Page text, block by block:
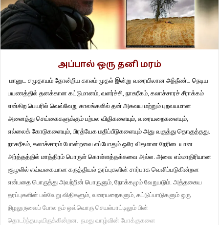
அப்பால் ஒரு தனி மரம்
மானுட சமுதாயம் தோன்றிய காலம் முதல் இன்று வரையிலான அந்நீண்ட நெடிய
பயணத்தில் தனக்கான கட்டுமானம், வளர்ச்சி, நாகரீகம், கலாச்சாரச் சீராக்கம்
என்கிற பெயரில் வெவ்வேறு காலங்களில் தன் அகவய மற்றும் புறவயமான
அனைத்து செய்கைகளுக்கும் பற்பல விதிகளையும், வரையறைகளையும்,
எல்லைக் கோடுகளையும், பிரத்யேக மதிப்பீடுகளையும் அது வகுத்து தொகுத்தது.
நாகரீகம், கலாச்சாரம் போன்றவை எப்போதும் ஒரே விதமான நேரிடையான
அர்த்தத்தில் மாத்திரம் பொருள் கொள்ளத்தக்கவை அல்ல. அவை எம்மாதிரியான
சூழலில் எவ்வகையான கருத்தியல் தரப்புகளின் சார்பாக வெளிப்படுகின்றன
என்பதை பொருத்து அவற்றின் பொருளும், நோக்கமும் வேறுபடும். அத்தகைய
தரப்புகளின் பல்வேறு விதிகளும், வரையறைகளும், கட்டுப்பாடுகளும் ஒரு
நிழலுருவைப் போல நம் ஒவ்வொரு செயல்பாட்டிலும் பின்
தொடர்ந்தபடியிருக்கின்றன. நமது வாழ்வின் போக்குகளை